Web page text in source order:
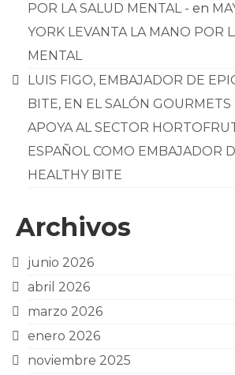
POR LA SALUD MENTAL - en
YORK LEVANTA LA MANO POR
MENTAL
LUIS FIGO, EMBAJADOR DE
BITE, EN EL SALÓN GOURMETS
APOYA AL SECTOR
ESPAÑOL COMO EMBAJADOR
HEALTHY BITE
Archivos
junio 2026
abril 2026
marzo 2026
enero 2026
noviembre 2025